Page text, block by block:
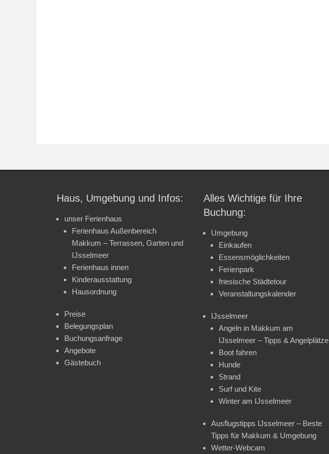
Haus, Umgebung und Infos:
unser Ferienhaus
Ferienhaus Außenbereich
Makkum – Terrassen, Garten und
IJsselmeer
Ferienhaus innen
Kinderausstattung
Hausordnung
Preise
Belegungsplan
Buchungsanfrage
Angebote
Gästebuch
Alles Wichtige für Ihre
Buchung:
Umgebung
Einkaufen
Essensmöglichkeiten
Ferienpark
friesische Städtetour
Veranstaltungskalender
IJsselmeer
Angeln in Makkum am
IJsselmeer – Tipps & Angelplätze
Boot fahren
Hunde
Strand
Surf und Kite
Winter am IJsselmeer
Ausflugstipps IJsselmeer – Beste
Tipps für Makkum & Umgebung
Wetter-Webcam